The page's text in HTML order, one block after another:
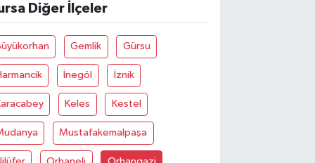
Diğer İlçeler
Gemlik Gürsu
İnegöl İznik
Keles Kestel
Mustafakemalpaşa